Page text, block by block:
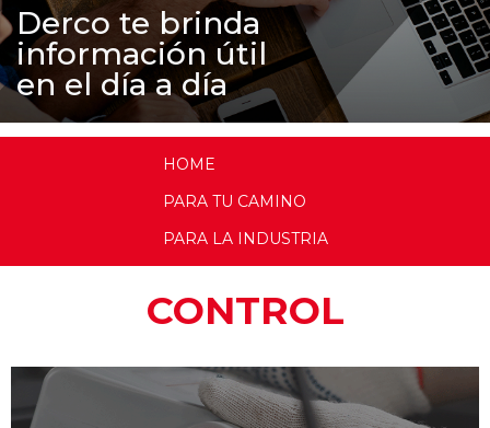
Derco te brinda
información útil
en el día a día
HOME
PARA TU CAMINO
PARA LA INDUSTRIA
CONTROL